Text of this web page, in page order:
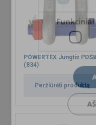
Žymėjimas:
Padengimas:
Pastaba:
POWERTEX Jungtis PDSB
(834)
Peržiūrėti produktą
Funkciniai